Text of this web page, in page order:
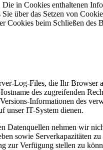
in Cookies enthaltenen
über das Setzen von
Cookies beim Schließen
Log-Files, die Ihr
des zugreifenden
Informationen des
unser IT-System dienen.
Datenquellen nehmen wir
sowie Serverkapazitäten
zur Verfügung stellen zu